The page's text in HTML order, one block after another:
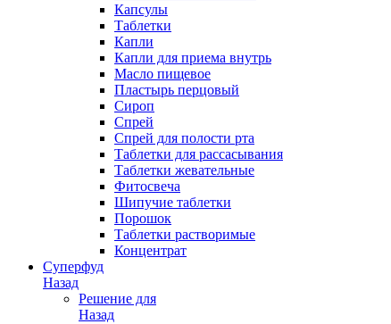
Капсулы
Таблетки
Капли
Капли для приема внутрь
Масло пищевое
Пластырь перцовый
Сироп
Спрей
Спрей для полости рта
Таблетки для рассасывания
Таблетки жевательные
Фитосвеча
Шипучие таблетки
Порошок
Таблетки растворимые
Концентрат
Суперфуд
Назад
Решение для
Назад